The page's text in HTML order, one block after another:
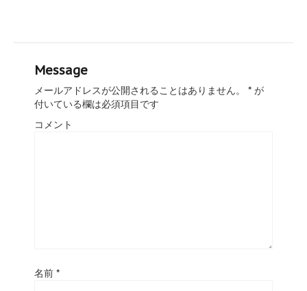
Message
メールアドレスが公開されることはありません。 * が
付いている欄は必須項目です
コメント
名前 *